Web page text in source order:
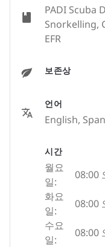
PADI Scuba
Snorkelling,
EFR
보존상
언어
English,
시간
월요
일:
08:00
화요
일:
08:00
수요
일:
08:00